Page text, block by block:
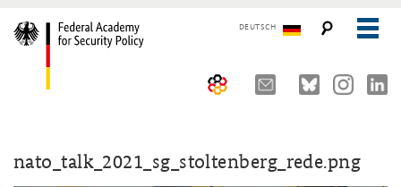
DEUTSCH
Advisory Board
Seminars, Conferences and Events
nato_talk_2021_sg_stoltenberg_rede.png